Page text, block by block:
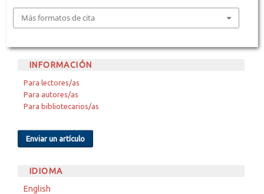
Más formatos de cita
INFORMACIÓN
Para lectores/as
Para autores/as
Para bibliotecarios/as
Enviar un artículo
IDIOMA
English